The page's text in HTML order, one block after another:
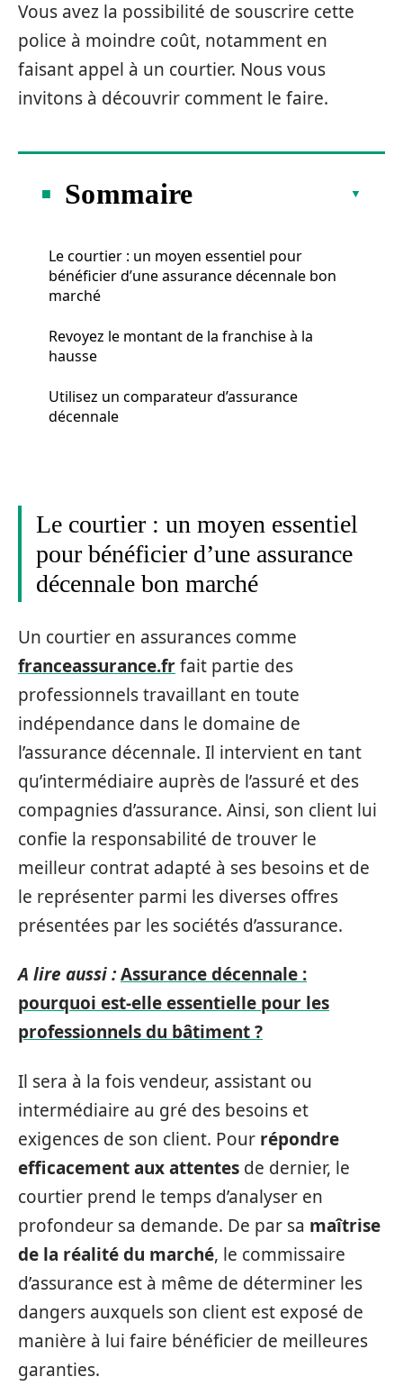
Vous avez la possibilité de souscrire cette
police à moindre coût, notamment en
faisant appel à un courtier. Nous vous
invitons à découvrir comment le faire.
Sommaire
Le courtier : un moyen essentiel pour
bénéficier d’une assurance décennale bon
marché
Revoyez le montant de la franchise à la
hausse
Utilisez un comparateur d’assurance
décennale
Le courtier : un moyen essentiel
pour bénéficier d’une assurance
décennale bon marché
Un courtier en assurances comme
franceassurance.frfait partie des
professionnels travaillant en toute
indépendance dans le domaine de
l’assurance décennale. Il intervient en tant
qu’intermédiaire auprès de l’assuré et des
compagnies d’assurance. Ainsi, son client lui
confie la responsabilité de trouver le
meilleur contrat adapté à ses besoins et de
le représenter parmi les diverses offres
présentées par les sociétés d’assurance.
A lire aussi :Assurance décennale :
pourquoi est-elle essentielle pour les
professionnels du bâtiment ?
Il sera à la fois vendeur, assistant ou
intermédiaire au gré des besoins et
exigences de son client. Pour répondre
efficacement aux attentes de dernier, le
courtier prend le temps d’analyser en
profondeur sa demande. De par sa maîtrise
de la réalité du marché, le commissaire
d’assurance est à même de déterminer les
dangers auxquels son client est exposé de
manière à lui faire bénéficier de meilleures
garanties.